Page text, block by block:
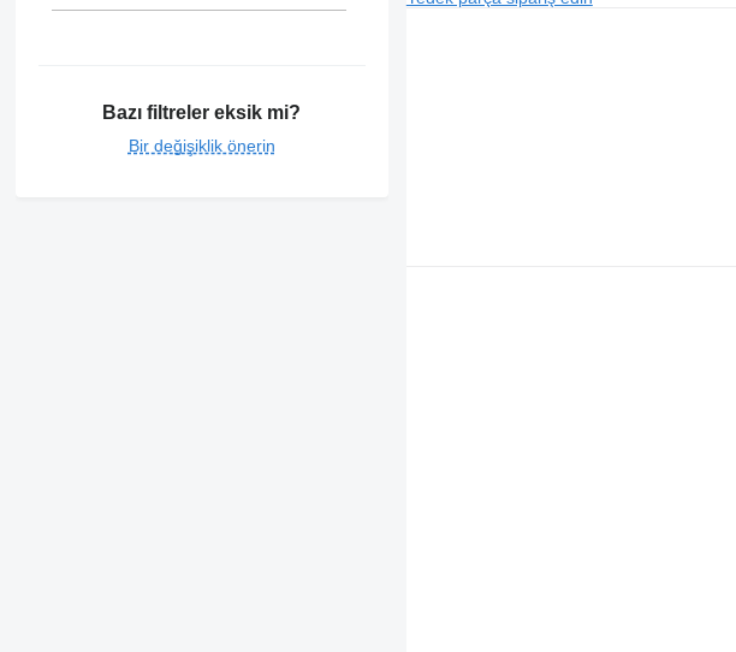
Bazı filtreler eksik mi?
Bir değişiklik önerin